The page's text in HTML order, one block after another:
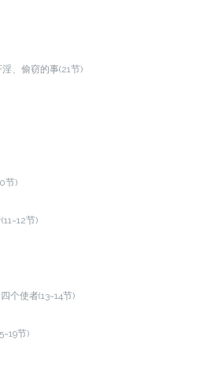
、偷窃的事(21节)
节)
节)
使者(13~14节)
节)